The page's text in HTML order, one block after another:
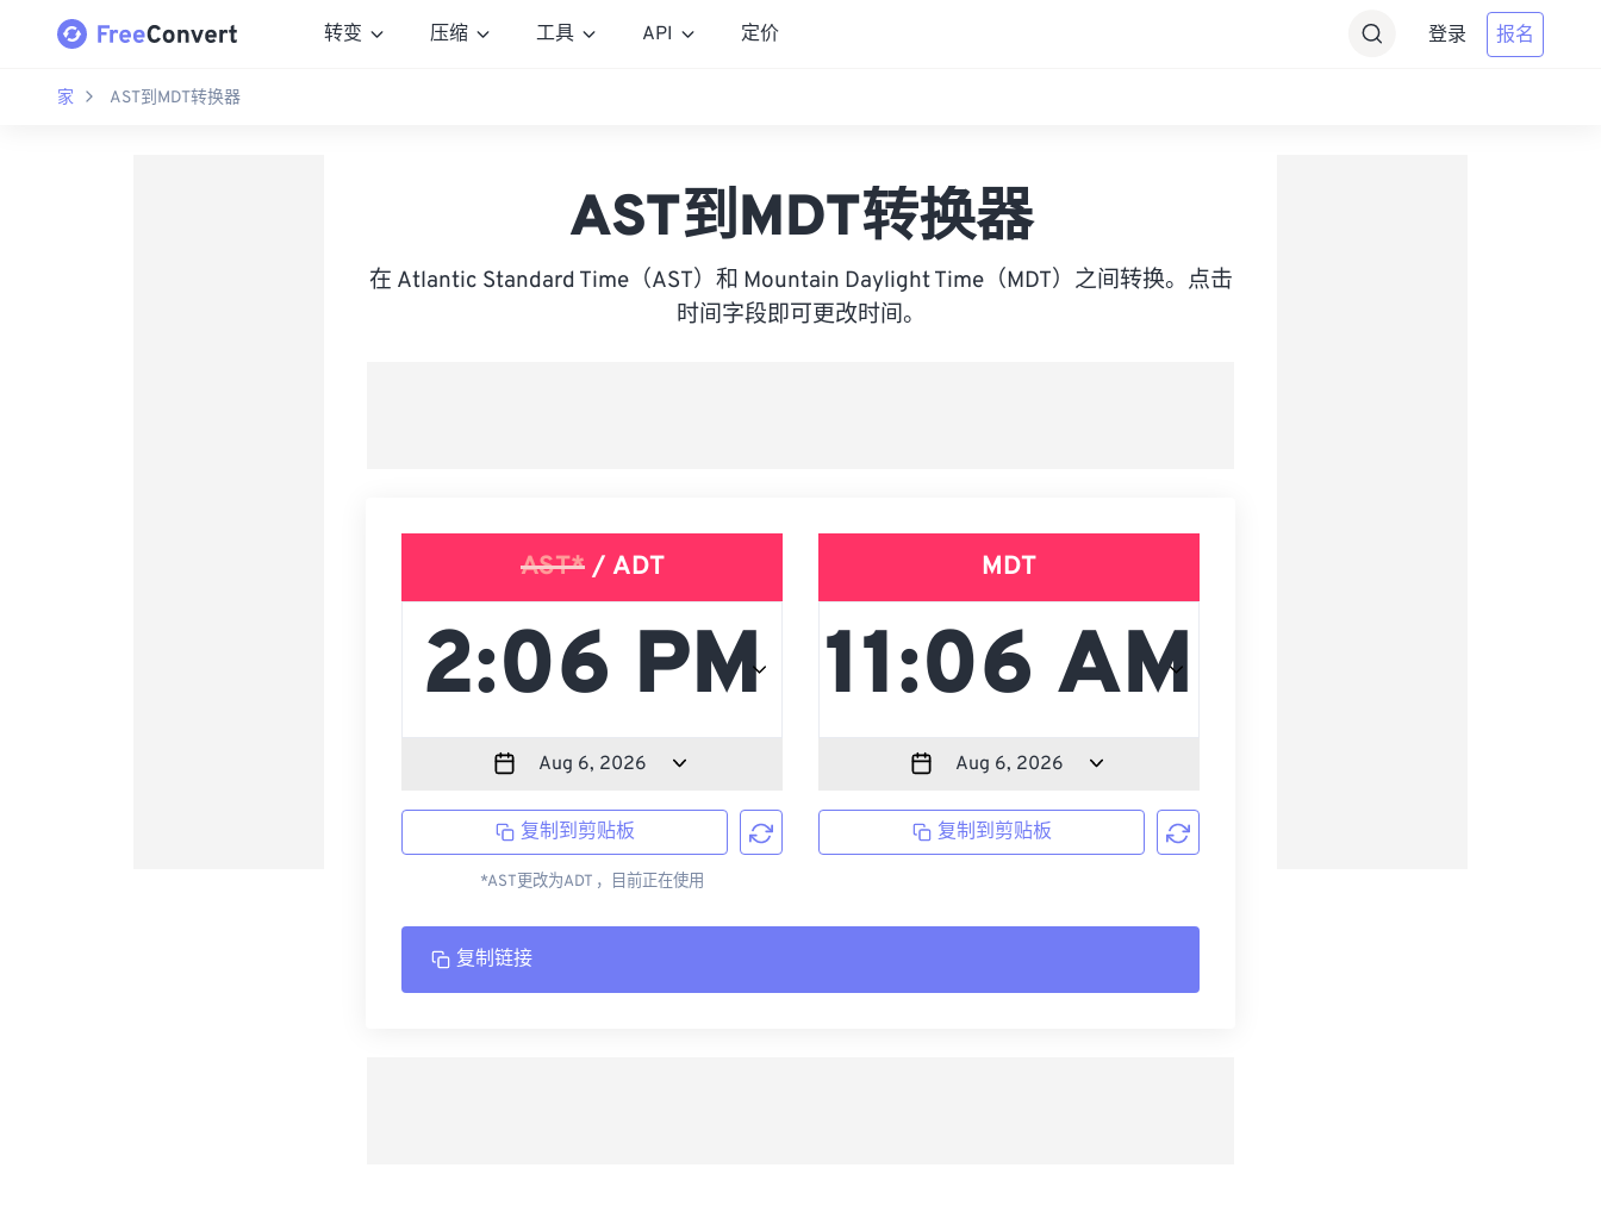
转变 压缩 工具 API 定价 登录 报名
家 AST到MDT转换器
AST到MDT转换器
在 Atlantic Standard Time（AST）和 Mountain Daylight Time（MDT）之间转换。点击
时间字段即可更改时间。
AST*/ ADT
复制到剪贴板
*AST更改为ADT ，目前正在使用
MDT
复制到剪贴板
复制链接